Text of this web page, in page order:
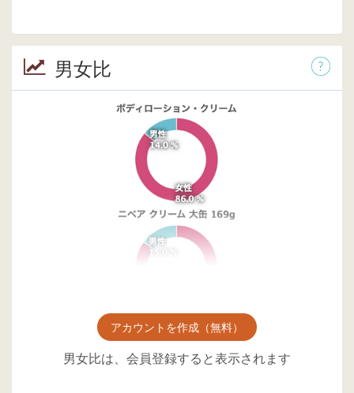
男女比
アカウントを作成（無料）
男女比は、会員登録すると表示されます